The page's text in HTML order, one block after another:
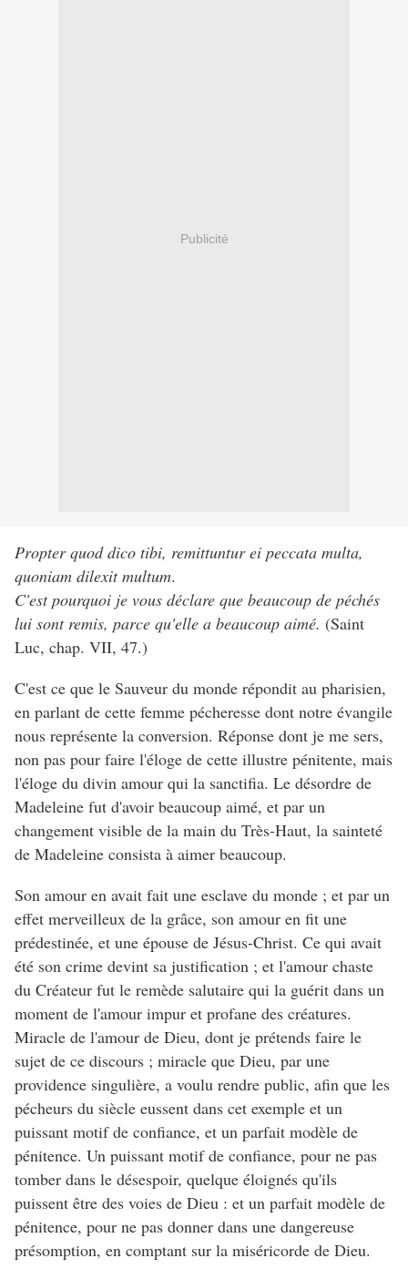
Publicité
Propter quod dico tibi, remittuntur ei peccata multa,
quoniam dilexit multum.
C'est pourquoi je vous déclare que beaucoup de péchés
lui sont remis, parce qu'elle a beaucoup aimé. (Saint
Luc, chap. VII, 47.)
C'est ce que le Sauveur du monde répondit au pharisien,
en parlant de cette femme pécheresse dont notre évangile
nous représente la conversion. Réponse dont je me sers,
non pas pour faire l'éloge de cette illustre pénitente, mais
l'éloge du divin amour qui la sanctifia. Le désordre de
Madeleine fut d'avoir beaucoup aimé, et par un
changement visible de la main du Très-Haut, la sainteté
de Madeleine consista à aimer beaucoup.
Son amour en avait fait une esclave du monde ; et par un
effet merveilleux de la grâce, son amour en fit une
prédestinée, et une épouse de Jésus-Christ. Ce qui avait
été son crime devint sa justification ; et l'amour chaste
du Créateur fut le remède salutaire qui la guérit dans un
moment de l'amour impur et profane des créatures.
Miracle de l'amour de Dieu, dont je prétends faire le
sujet de ce discours ; miracle que Dieu, par une
providence singulière, a voulu rendre public, afin que les
pécheurs du siècle eussent dans cet exemple et un
puissant motif de confiance, et un parfait modèle de
pénitence. Un puissant motif de confiance, pour ne pas
tomber dans le désespoir, quelque éloignés qu'ils
puissent être des voies de Dieu : et un parfait modèle de
pénitence, pour ne pas donner dans une dangereuse
présomption, en comptant sur la miséricorde de Dieu.